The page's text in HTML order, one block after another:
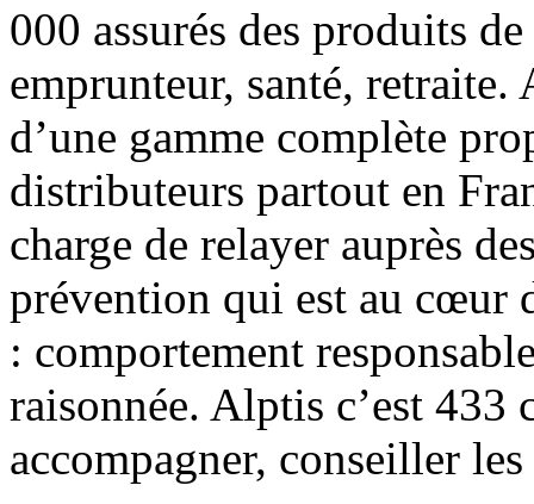
000 assurés des produits
emprunteur, santé,
d’une gamme complète
distributeurs partout en
charge de relayer auprès
prévention qui est au cœur
: comportement
raisonnée. Alptis c’est 433
accompagner, conseiller